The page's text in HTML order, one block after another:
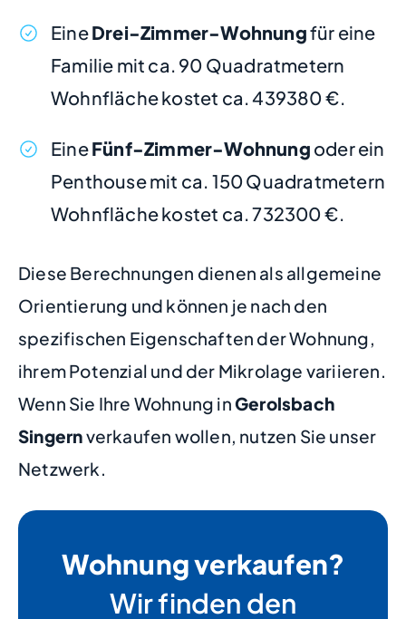
EineDrei-Zimmer-Wohnungfür eine
Familie mit ca. 90 Quadratmetern
Wohnfläche kostet ca. 439380 €.
EineFünf-Zimmer-Wohnung oder ein
Penthouse mit ca. 150 Quadratmetern
Wohnfläche kostet ca. 732300 €.
Diese Berechnungen dienen als allgemeine
Orientierung und können je nach den
spezifischen Eigenschaften der Wohnung,
ihrem Potenzial und der Mikrolage variieren.
Wenn Sie Ihre Wohnung inGerolsbach
Singernverkaufen wollen, nutzen Sie unser
Netzwerk.
Wohnung verkaufen?
Wir finden den